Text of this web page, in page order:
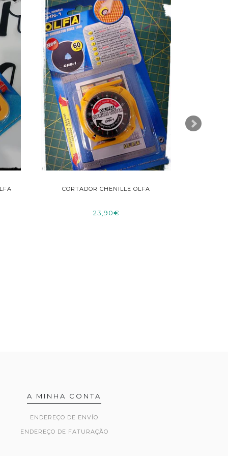
CORTADOR CHENILLE OLFA
23,90€
A MINHA CONTA
ENDEREÇO DE ENVÍO
ENDEREÇO DE FATURAÇÃO